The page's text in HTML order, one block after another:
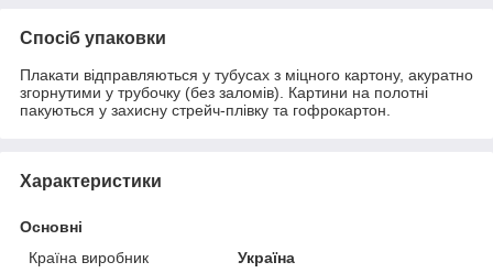
Спосіб упаковки
Плакати відправляються у тубусах з міцного картону, акуратно
згорнутими у трубочку (без заломів). Картини на полотні
пакуються у захисну стрейч-плівку та гофрокартон.
Характеристики
Основні
Країна виробник
Україна